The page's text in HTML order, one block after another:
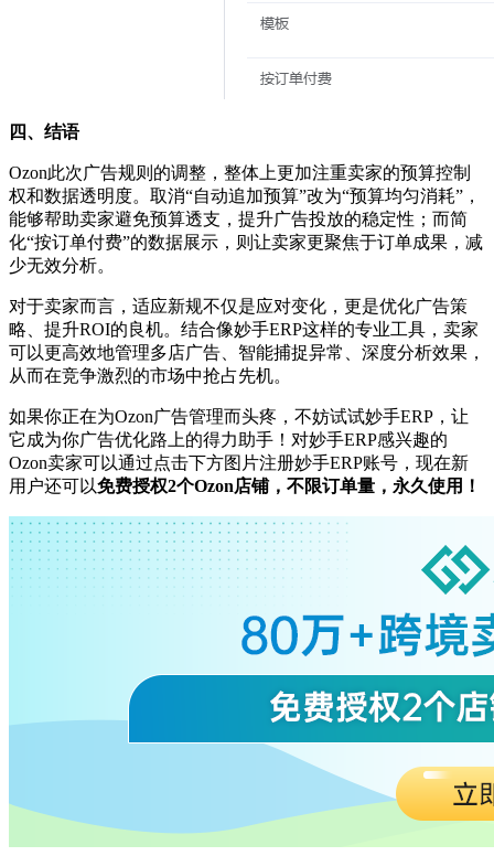
四、结语
Ozon此次广告规则的调整，整体上更加注重卖家的预算控制
权和数据透明度。取消“自动追加预算”改为“预算均匀消耗”，
能够帮助卖家避免预算透支，提升广告投放的稳定性；而简
化“按订单付费”的数据展示，则让卖家更聚焦于订单成果，减
少无效分析。
对于卖家而言，适应新规不仅是应对变化，更是优化广告策
略、提升ROI的良机。结合像妙手ERP这样的专业工具，卖家
可以更高效地管理多店广告、智能捕捉异常、深度分析效果，
从而在竞争激烈的市场中抢占先机。
如果你正在为Ozon广告管理而头疼，不妨试试妙手ERP，让
它成为你广告优化路上的得力助手！ 对妙手ERP感兴趣的
Ozon卖家可以通过点击下方图片注册妙手ERP账号，现在新
用户还可以免费授权2个Ozon店铺，不限订单量，永久使用！